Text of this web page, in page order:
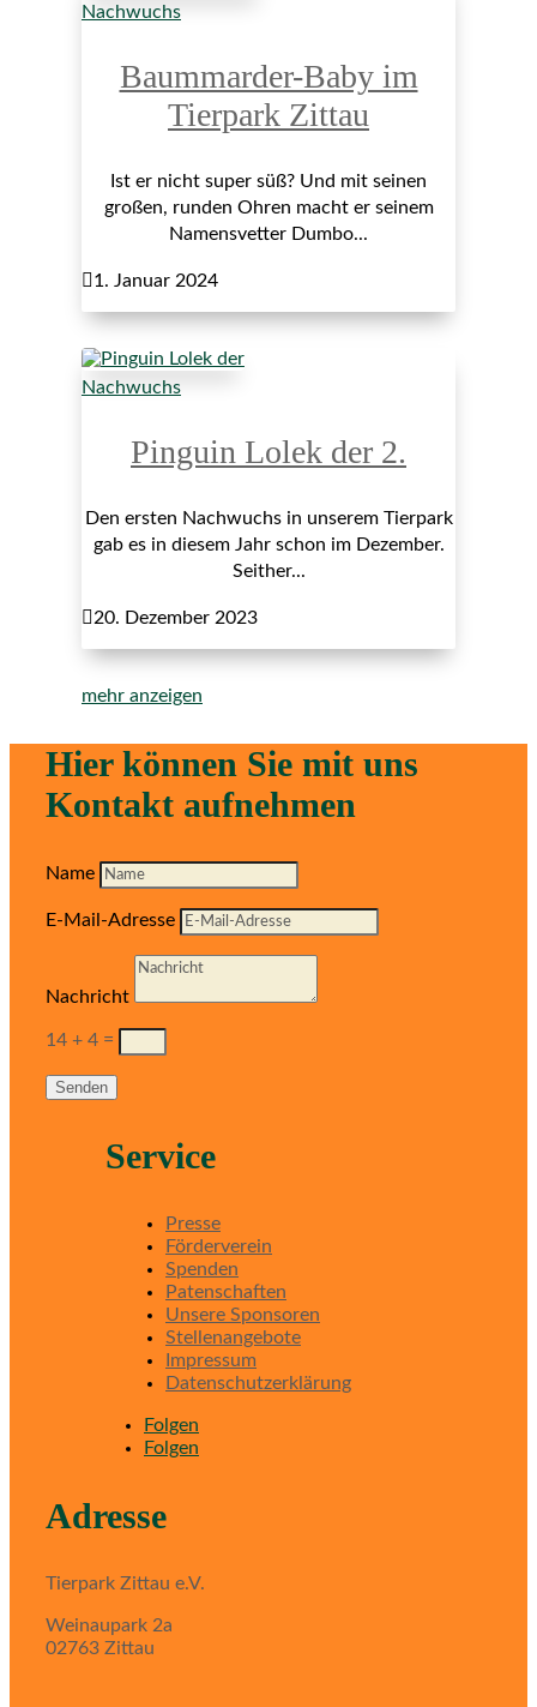
Nachwuchs
Baummarder-Baby im
Tierpark Zittau
Ist er nicht super süß? Und mit seinen
großen, runden Ohren macht er seinem
Namensvetter Dumbo...
1. Januar 2024
Nachwuchs
Pinguin Lolek der 2.
Den ersten Nachwuchs in unserem Tierpark
gab es in diesem Jahr schon im Dezember.
Seither...
20. Dezember 2023
mehr anzeigen
Hier können Sie mit uns
Kontakt aufnehmen
Name
E-Mail-Adresse
Nachricht
14 + 4 =
Senden
Service
Presse
Förderverein
Spenden
Patenschaften
Unsere Sponsoren
Stellenangebote
Impressum
Datenschutzerklärung
Folgen
Folgen
Adresse
Tierpark Zittau e.V.
Weinaupark 2a
02763 Zittau